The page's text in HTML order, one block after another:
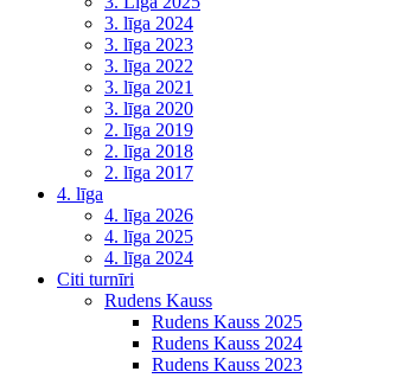
3. līga 2024
3. līga 2023
3. līga 2022
3. līga 2021
3. līga 2020
2. līga 2019
2. līga 2018
2. līga 2017
4. līga
4. līga 2026
4. līga 2025
4. līga 2024
Citi turnīri
Rudens Kauss
Rudens Kauss 2025
Rudens Kauss 2024
Rudens Kauss 2023